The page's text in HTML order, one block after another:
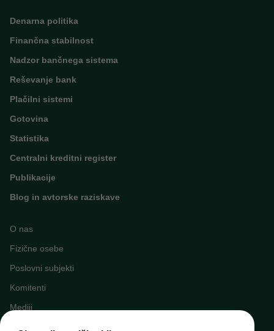
Denarna politika
Finančna stabilnost
Nadzor bančnega sistema
Reševanje bank
Plačilni sistemi
Gotovina
Statistika
Centralni kreditni register
Publikacije
Blog in avtorske raziskave
O nas
Fizične osebe
Poslovni subjekti
Komitenti
Mediji